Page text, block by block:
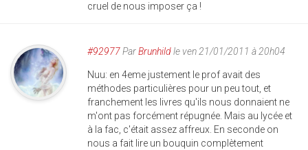
cruel de nous imposer ça !
#92977ParBrunhildle ven 21/01/2011 à 20h04
Nuu: en 4eme justement le prof avait des
méthodes particulières pour un peu tout, et
franchement les livres qu'ils nous donnaient ne
m'ont pas forcément répugnée. Mais au lycée et
à la fac, c'était assez affreux. En seconde on
nous a fait lire un bouquin complètement